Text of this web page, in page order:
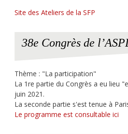
Site des Ateliers de la SFP
38e Congrès de
Thème : "La participation"
La 1re partie du Congrès a eu lieu
juin 2021.
La seconde partie s'est tenue à
Le programme est consultable ici